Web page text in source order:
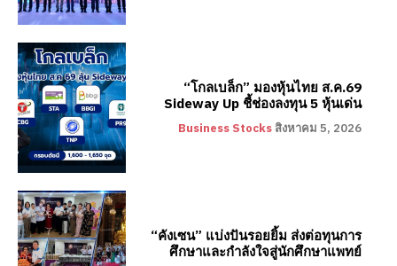
“โกลเบล็ก” มองหุ้นไทย ส.ค.69
Sideway Up ชี้ช่องลงทุน 5 หุ้นเด่น
Business Stocks สิงหาคม 5, 2026
“คังเซน” แบ่งปันรอยยิ้ม ส่งต่อทุนการ
ศึกษาและกำลังใจสู่นักศึกษาแพทย์